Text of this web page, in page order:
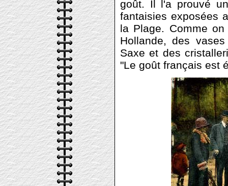
goût. Il l'a prouvé
fantaisies exposées
la Plage. Comme
Hollande, des
Saxe et des
"Le goût français est